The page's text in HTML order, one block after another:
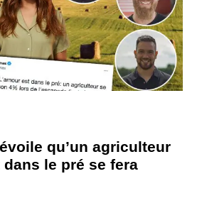
qu’un agriculteur
dans le pré se fera